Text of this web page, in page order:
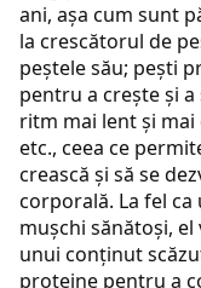
ani, așa cum sunt
la crescătorul de
peștele său; pești
pentru a crește și
ritm mai lent și
etc., ceea ce
crească și să se
corporală. La fel
mușchi sănătoși,
unui conținut
proteine ​​pentru a